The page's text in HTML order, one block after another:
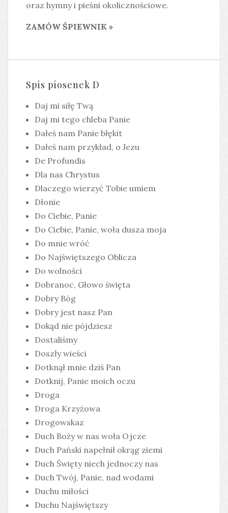
oraz hymny i pieśni okolicznościowe.
ZAMÓW ŚPIEWNIK »
Spis piosenek D
Daj mi siłę Twą
Daj mi tego chleba Panie
Dałeś nam Panie błękit
Dałeś nam przykład, o Jezu
De Profundis
Dla nas Chrystus
Dlaczego wierzyć Tobie umiem
Dłonie
Do Ciebie, Panie
Do Ciebie, Panie, woła dusza moja
Do mnie wróć
Do Najświętszego Oblicza
Do wolności
Dobranoc, Głowo święta
Dobry Bóg
Dobry jest nasz Pan
Dokąd nie pójdziesz
Dostaliśmy
Doszły wieści
Dotknął mnie dziś Pan
Dotknij, Panie moich oczu
Droga
Droga Krzyżowa
Drogowskaz
Duch Boży w nas woła Ojcze
Duch Pański napełnił okrąg ziemi
Duch Święty niech jednoczy nas
Duch Twój, Panie, nad wodami
Duchu miłości
Duchu Najświętszy